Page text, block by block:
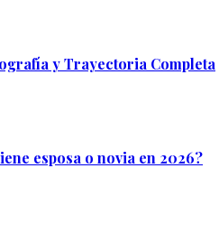
y Trayectoria Completa
esposa o novia en 2026?